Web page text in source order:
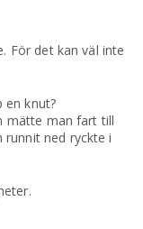
För det kan väl inte
en knut?
mätte man fart till
ned ryckte i